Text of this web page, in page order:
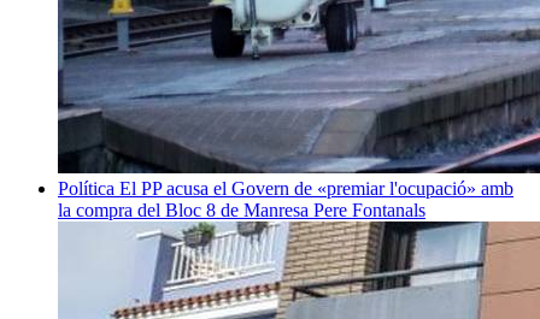
Política El PP acusa el Govern de «premiar l'ocupació» amb
la compra del Bloc 8 de Manresa Pere Fontanals